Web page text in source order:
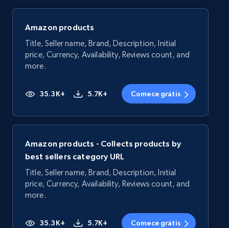
Amazon products
Title, Seller name, Brand, Description, Initial
price, Currency, Availability, Reviews count, and
more.
35.3K+ 5.7K+ Comece grátis
Amazon products - Collects products by
best sellers category URL
Title, Seller name, Brand, Description, Initial
price, Currency, Availability, Reviews count, and
more.
35.3K+ 5.7K+ Comece grátis